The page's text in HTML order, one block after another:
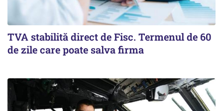
TVA stabilită direct de Fisc. Termenul de 60
de zile care poate salva firma